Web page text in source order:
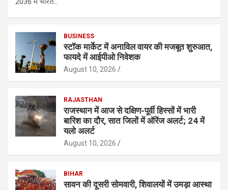
BUSINESS
स्टॉक मार्केट में अनाविल वायर की मजबूत शुरुआत,
फायदे में आईपीओ निवेशक
August 10, 2026
RAJASTHAN
राजस्थान में आज से दक्षिण-पूर्वी हिस्सों में भारी
बारिश का दौर, सात जिलों में ऑरेंज अलर्ट; 24 में
यलो अलर्ट
August 10, 2026
BIHAR
सावन की दूसरी सोमवारी, शिवालयों में उमड़ा आस्था